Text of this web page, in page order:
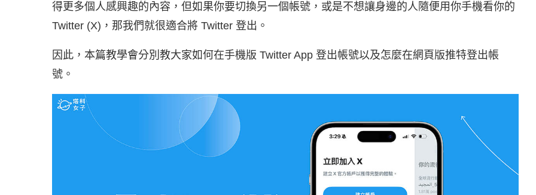
得更多個人感興趣的內容，但如果你要切換另一個帳號，或是不想讓身邊的人隨便用你手機看你的
Twitter (X)，那我們就很適合將 Twitter 登出。
因此，本篇教學會分別教大家如何在手機版 Twitter App 登出帳號以及怎麼在網頁版推特登出帳
號。